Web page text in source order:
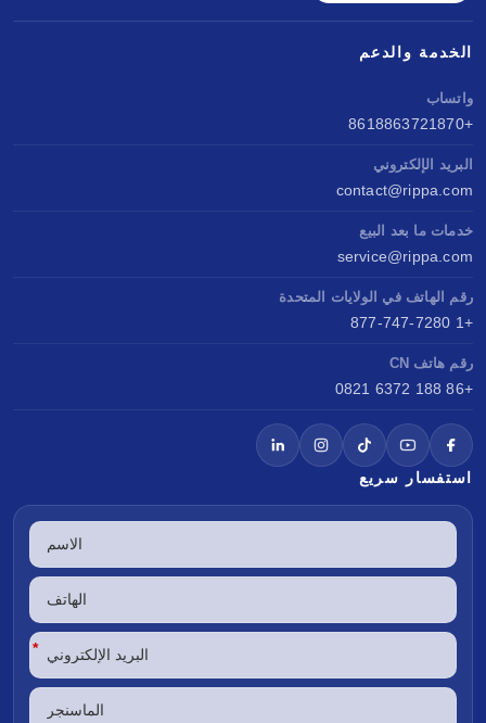
الخدمة والدعم
واتساب
+8618863721870
البريد الإلكتروني
contact@rippa.com
خدمات ما بعد البيع
service@rippa.com
رقم الهاتف في الولايات المتحدة
+1 877-747-7280
رقم هاتف CN
+86 188 6372 0821
استفسار سريع
*